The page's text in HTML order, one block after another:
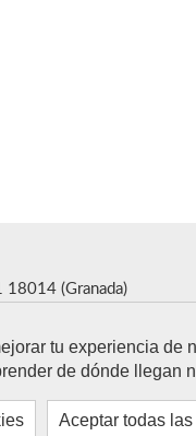
tu experiencia
de dónde llegan
Aceptar todas
18014 (Granada)